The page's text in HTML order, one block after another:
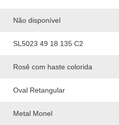
Não disponível
SL5023 49 18 135 C2
Rosê com haste colorida
Oval Retangular
Metal Monel